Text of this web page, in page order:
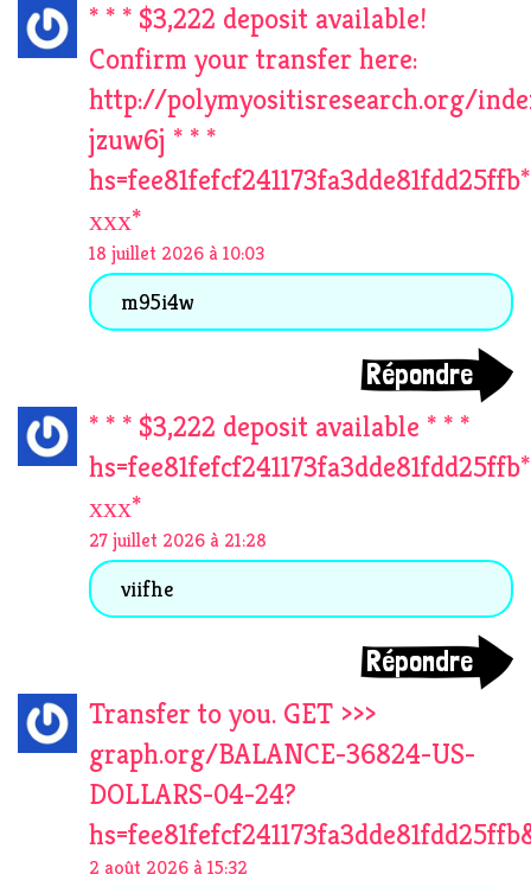
* * * $3,222 deposit available!
Confirm your transfer here:
http://polymyositisresearch.org/
jzuw6j * * *
hs=fee81fefcf241173fa3dde81fdd25ffb*
ххх*
18 juillet 2026 à 10:03
m95i4w
Répondre
* * * $3,222 deposit available * * *
hs=fee81fefcf241173fa3dde81fdd25ffb*
ххх*
27 juillet 2026 à 21:28
viifhe
Répondre
Transfer to you. GET >>>
graph.org/BALANCE-36824-US-
DOLLARS-04-24?
2 août 2026 à 15:32